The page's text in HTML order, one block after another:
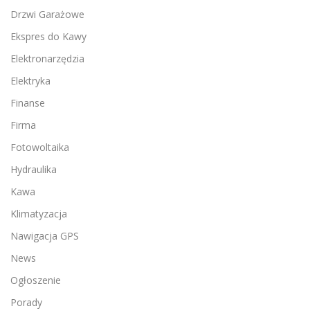
Drzwi Garażowe
Ekspres do Kawy
Elektronarzędzia
Elektryka
Finanse
Firma
Fotowoltaika
Hydraulika
Kawa
Klimatyzacja
Nawigacja GPS
News
Ogłoszenie
Porady